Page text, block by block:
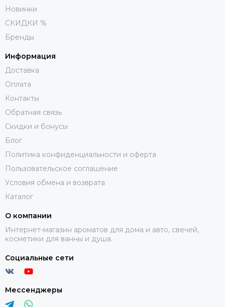
Новинки
СКИДКИ %
Бренды
Информация
Доставка
Оплата
Контакты
Обратная связь
Скидки и бонусы
Блог
Политика конфиденциальности и оферта
Пользовательское соглашение
Условия обмена и возврата
Каталог
О компании
Интернет-магазин ароматов для дома и авто, свечей,
косметики для ванны и душа.
Социальные сети
Мессенджеры